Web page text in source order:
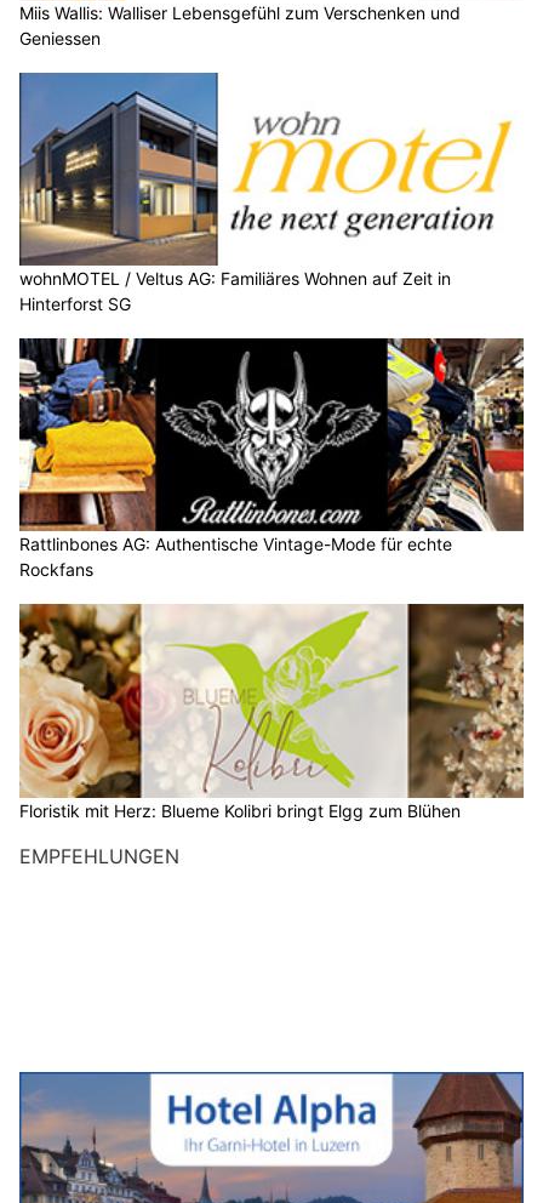
Miis Wallis: Walliser Lebensgefühl zum Verschenken und
Geniessen
wohnMOTEL / Veltus AG: Familiäres Wohnen auf Zeit in
Hinterforst SG
Rattlinbones AG: Authentische Vintage-Mode für echte
Rockfans
Floristik mit Herz: Blueme Kolibri bringt Elgg zum Blühen
EMPFEHLUNGEN